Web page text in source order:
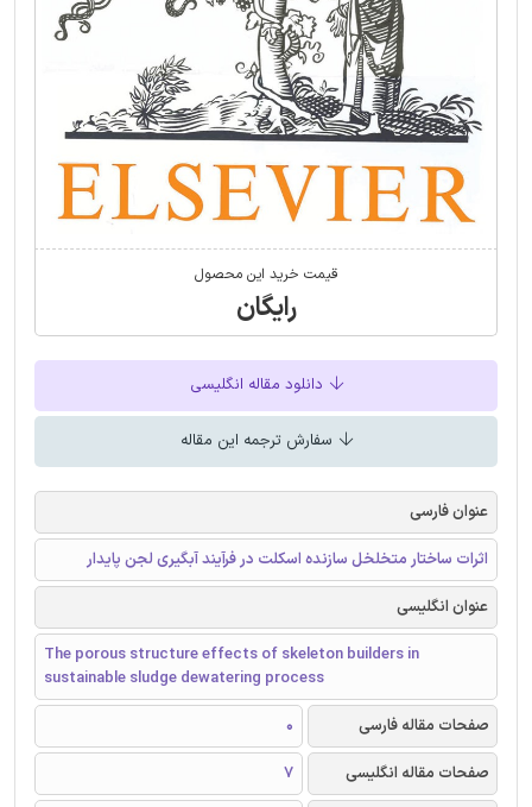
قیمت خرید این محصول
رایگان
دانلود مقاله انگلیسی
سفارش ترجمه این مقاله
عنوان فارسی
اثرات ساختار متخلخل سازنده اسکلت در فرآیند آبگیری لجن پایدار
عنوان انگلیسی
The porous structure effects of skeleton builders in
sustainable sludge dewatering process
صفحات مقاله فارسی
0
صفحات مقاله انگلیسی
7